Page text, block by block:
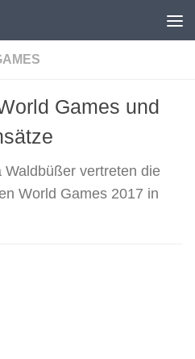
Games und
vertreten die
World Games 2017 in